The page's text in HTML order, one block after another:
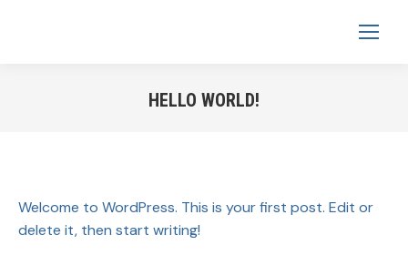
HELLO WORLD!
Welcome to WordPress. This is your first post. Edit or
delete it, then start writing!